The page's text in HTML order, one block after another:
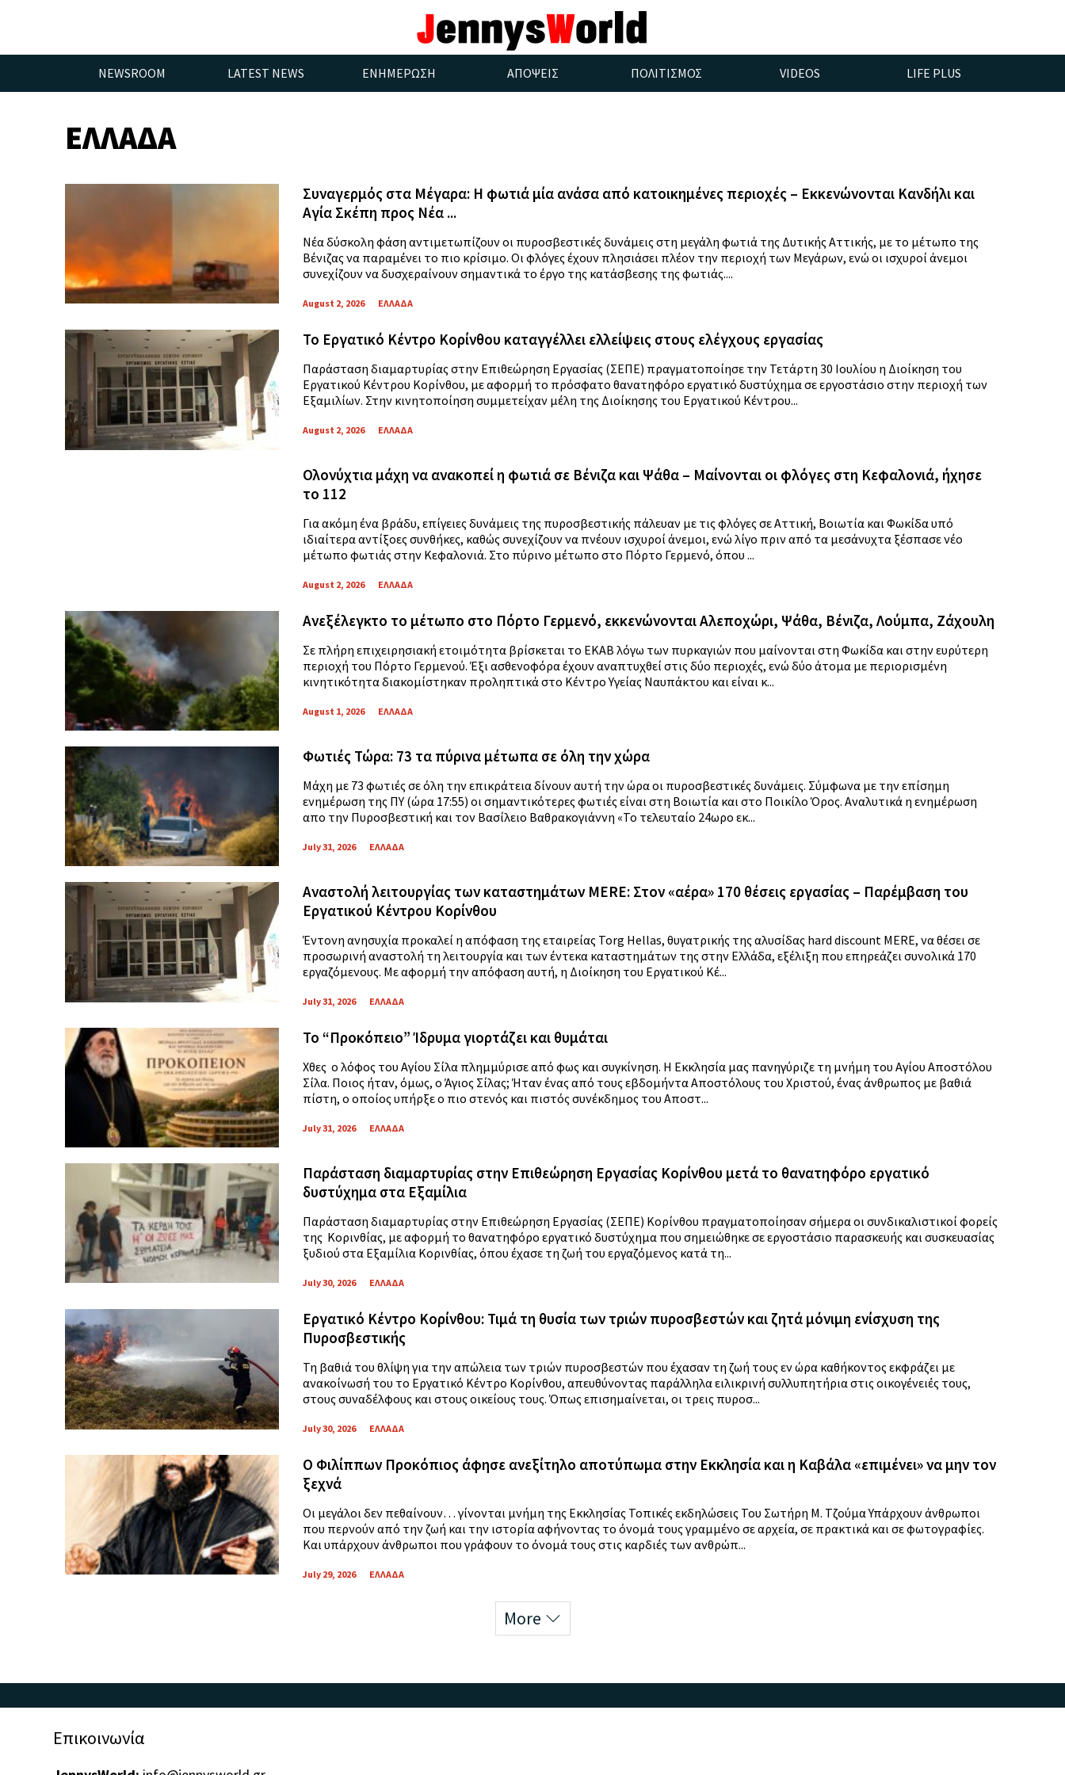
NEWSROOM LATEST NEWS ΕΝΗΜΕΡΩΣΗ ΑΠΟΨΕΙΣ ΠΟΛΙΤΙΣΜΟΣ VIDEOS LIFE PLUS
ΕΛΛΑΔΑ
Συναγερμός στα Μέγαρα: Η φωτιά μία ανάσα από κατοικημένες περιοχές – Eκκενώνονται Κανδήλι και
Αγία Σκέπη προς Νέα ...
Νέα δύσκολη φάση αντιμετωπίζουν οι πυροσβεστικές δυνάμεις στη μεγάλη φωτιά της Δυτικής Αττικής, με το μέτωπο της
Βένιζας να παραμένει το πιο κρίσιμο. Οι φλόγες έχουν πλησιάσει πλέον την περιοχή των Μεγάρων, ενώ οι ισχυροί άνεμοι
συνεχίζουν να δυσχεραίνουν σημαντικά το έργο της κατάσβεσης της φωτιάς....
August 2, 2026 ΕΛΛΑΔΑ
Το Εργατικό Κέντρο Κορίνθου καταγγέλλει ελλείψεις στους ελέγχους εργασίας
Παράσταση διαμαρτυρίας στην Επιθεώρηση Εργασίας (ΣΕΠΕ) πραγματοποίησε την Τετάρτη 30 Ιουλίου η Διοίκηση του
Εργατικού Κέντρου Κορίνθου, με αφορμή το πρόσφατο θανατηφόρο εργατικό δυστύχημα σε εργοστάσιο στην περιοχή των
Εξαμιλίων. Στην κινητοποίηση συμμετείχαν μέλη της Διοίκησης του Εργατικού Κέντρου...
August 2, 2026 ΕΛΛΑΔΑ
Ολονύχτια μάχη να ανακοπεί η φωτιά σε Βένιζα και Ψάθα – Μαίνονται οι φλόγες στη Κεφαλονιά, ήχησε
το 112
Για ακόμη ένα βράδυ, επίγειες δυνάμεις της πυροσβεστικής πάλευαν με τις φλόγες σε Αττική, Βοιωτία και Φωκίδα υπό
ιδιαίτερα αντίξοες συνθήκες, καθώς συνεχίζουν να πνέουν ισχυροί άνεμοι, ενώ λίγο πριν από τα μεσάνυχτα ξέσπασε νέο
μέτωπο φωτιάς στην Κεφαλονιά. Στο πύρινο μέτωπο στο Πόρτο Γερμενό, όπου ...
August 2, 2026 ΕΛΛΑΔΑ
Ανεξέλεγκτο το μέτωπο στο Πόρτο Γερμενό, εκκενώνονται Αλεποχώρι, Ψάθα, Βένιζα, Λούμπα, Ζάχουλη
Σε πλήρη επιχειρησιακή ετοιμότητα βρίσκεται το ΕΚΑΒ λόγω των πυρκαγιών που μαίνονται στη Φωκίδα και στην ευρύτερη
περιοχή του Πόρτο Γερμενού. Έξι ασθενοφόρα έχουν αναπτυχθεί στις δύο περιοχές, ενώ δύο άτομα με περιορισμένη
κινητικότητα διακομίστηκαν προληπτικά στο Κέντρο Υγείας Ναυπάκτου και είναι κ...
August 1, 2026 ΕΛΛΑΔΑ
Φωτιές Τώρα: 73 τα πύρινα μέτωπα σε όλη την χώρα
Μάχη με 73 φωτιές σε όλη την επικράτεια δίνουν αυτή την ώρα οι πυροσβεστικές δυνάμεις. Σύμφωνα με την επίσημη
ενημέρωση της ΠΥ (ώρα 17:55) οι σημαντικότερες φωτιές είναι στη Βοιωτία και στο Ποικίλο Όρος. Αναλυτικά η ενημέρωση
απο την Πυροσβεστική και τον Βασίλειο Βαθρακογιάννη «Το τελευταίο 24ωρο εκ...
July 31, 2026 ΕΛΛΑΔΑ
Αναστολή λειτουργίας των καταστημάτων MERE: Στον «αέρα» 170 θέσεις εργασίας – Παρέμβαση του
Εργατικού Κέντρου Κορίνθου
Έντονη ανησυχία προκαλεί η απόφαση της εταιρείας Torg Hellas, θυγατρικής της αλυσίδας hard discount MERE, να θέσει σε
προσωρινή αναστολή τη λειτουργία και των έντεκα καταστημάτων της στην Ελλάδα, εξέλιξη που επηρεάζει συνολικά 170
εργαζόμενους. Με αφορμή την απόφαση αυτή, η Διοίκηση του Εργατικού Κέ...
July 31, 2026 ΕΛΛΑΔΑ
Το “Προκόπειο” Ίδρυμα γιορτάζει και θυμάται
Χθες ο λόφος του Αγίου Σίλα πλημμύρισε από φως και συγκίνηση. Η Εκκλησία μας πανηγύριζε τη μνήμη του Αγίου Αποστόλου
Σίλα. Ποιος ήταν, όμως, ο Άγιος Σίλας; Ήταν ένας από τους εβδομήντα Αποστόλους του Χριστού, ένας άνθρωπος με βαθιά
πίστη, ο οποίος υπήρξε ο πιο στενός και πιστός συνέκδημος του Αποστ...
July 31, 2026 ΕΛΛΑΔΑ
Παράσταση διαμαρτυρίας στην Επιθεώρηση Εργασίας Κορίνθου μετά το θανατηφόρο εργατικό
δυστύχημα στα Εξαμίλια
Παράσταση διαμαρτυρίας στην Επιθεώρηση Εργασίας (ΣΕΠΕ) Κορίνθου πραγματοποίησαν σήμερα οι συνδικαλιστικοί φορείς
της Κορινθίας, με αφορμή το θανατηφόρο εργατικό δυστύχημα που σημειώθηκε σε εργοστάσιο παρασκευής και συσκευασίας
ξυδιού στα Εξαμίλια Κορινθίας, όπου έχασε τη ζωή του εργαζόμενος κατά τη...
July 30, 2026 ΕΛΛΑΔΑ
Εργατικό Κέντρο Κορίνθου: Τιμά τη θυσία των τριών πυροσβεστών και ζητά μόνιμη ενίσχυση της
Πυροσβεστικής
Τη βαθιά του θλίψη για την απώλεια των τριών πυροσβεστών που έχασαν τη ζωή τους εν ώρα καθήκοντος εκφράζει με
ανακοίνωσή του το Εργατικό Κέντρο Κορίνθου, απευθύνοντας παράλληλα ειλικρινή συλλυπητήρια στις οικογένειές τους,
στους συναδέλφους και στους οικείους τους. Όπως επισημαίνεται, οι τρεις πυροσ...
July 30, 2026 ΕΛΛΑΔΑ
Ο Φιλίππων Προκόπιος άφησε ανεξίτηλο αποτύπωμα στην Εκκλησία και η Καβάλα «επιμένει» να μην τον
ξεχνά
Οι μεγάλοι δεν πεθαίνουν… γίνονται μνήμη της Εκκλησίας Τοπικές εκδηλώσεις Του Σωτήρη Μ. Τζούμα Υπάρχουν άνθρωποι
που περνούν από την ζωή και την ιστορία αφήνοντας το όνομά τους γραμμένο σε αρχεία, σε πρακτικά και σε φωτογραφίες.
Και υπάρχουν άνθρωποι που γράφουν το όνομά τους στις καρδιές των ανθρώπ...
July 29, 2026 ΕΛΛΑΔΑ
More
Επικοινωνία